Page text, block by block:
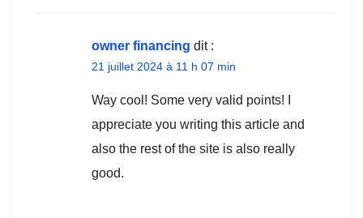
owner financing dit :
21 juillet 2024 à 11 h 07 min
Way cool! Some very valid points! I
appreciate you writing this article and
also the rest of the site is also really
good.